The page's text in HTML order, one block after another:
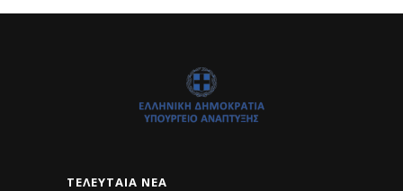
ΤΕΛΕΥΤΑΊΑ ΝΈΑ